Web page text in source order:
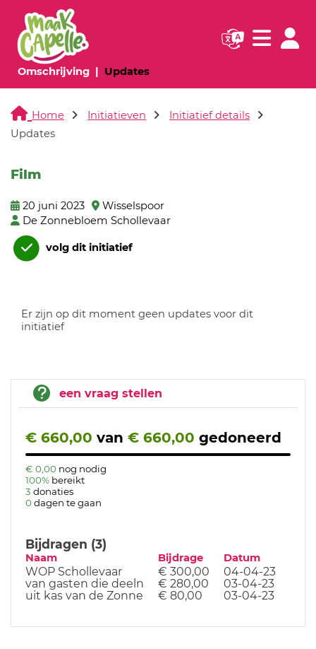
Omschrijving(huidige pagina)
Updates(huidige pagina)
Navigatie
Home Initiatieven
Initiatief details
Updates
Film
20 juni 2023
Wisselspoor
De Zonnebloem Schollevaar
volg dit initiatief
Er zijn op dit moment geen updates voor dit
initiatief
een vraag stellen
€ 660,00 van € 660,00 gedoneerd
€ 0,00 nog nodig
100% bereikt
3 donaties
0 dagen te gaan
Bijdragen (3)
Naam Bijdrage Datum
WOP Schollevaar € 300,00
04-04-23
van gasten die deeln
€ 280,00
03-04-23
uit kas van de Zonne
€ 80,00 03-04-23